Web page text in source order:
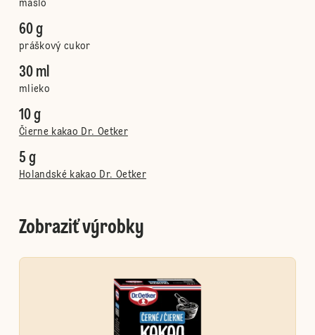
maslo
60 g
práškový cukor
30 ml
mlieko
10 g
Čierne kakao Dr. Oetker
5 g
Holandské kakao Dr. Oetker
Zobraziť výrobky